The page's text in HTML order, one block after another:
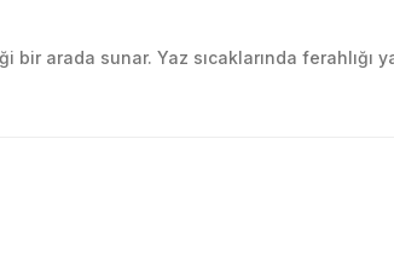
arada sunar. Yaz sıcaklarında ferahlığı